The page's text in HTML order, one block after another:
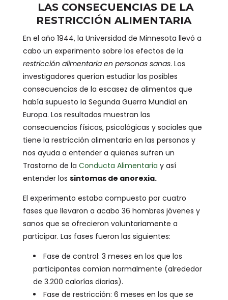
LAS CONSECUENCIAS DE LA
RESTRICCIÓN ALIMENTARIA
En el año 1944, la Universidad de Minnesota llevó a
cabo un experimento sobre los efectos de la
restricción alimentaria en personas sanas. Los
investigadores querían estudiar las posibles
consecuencias de la escasez de alimentos que
había supuesto la Segunda Guerra Mundial en
Europa. Los resultados muestran las
consecuencias físicas, psicológicas y sociales que
tiene la restricción alimentaria en las personas y
nos ayuda a entender a quienes sufren un
Trastorno de la Conducta Alimentaria y así
entender los sintomas de anorexia.
El experimento estaba compuesto por cuatro
fases que llevaron a acabo 36 hombres jóvenes y
sanos que se ofrecieron voluntariamente a
participar. Las fases fueron las siguientes:
Fase de control: 3 meses en los que los
participantes comían normalmente (alrededor
de 3.200 calorías diarias).
Fase de restricción: 6 meses en los que se